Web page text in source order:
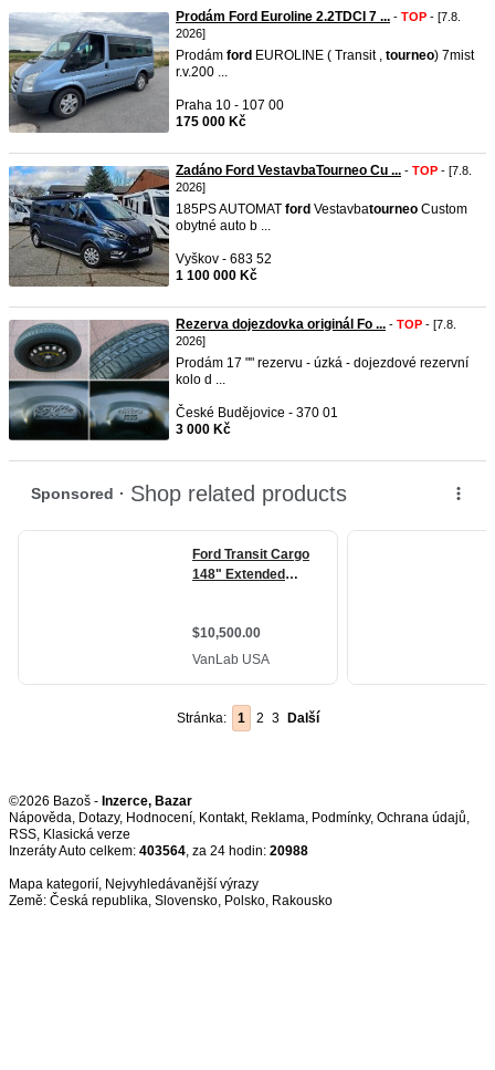
Prodám Ford Euroline 2.2TDCI 7 ... - TOP - [7.8.
2026]
Prodám ford EUROLINE ( Transit , tourneo) 7mist
r.v.200 ...
Praha 10 - 107 00
175 000 Kč
Zadáno Ford VestavbaTourneo Cu ... - TOP - [7.8.
2026]
185PS AUTOMAT ford Vestavbatourneo Custom
obytné auto b ...
Vyškov - 683 52
1 100 000 Kč
Rezerva dojezdovka originál Fo ... - TOP - [7.8.
2026]
Prodám 17 "" rezervu - úzká - dojezdové rezervní
kolo d ...
České Budějovice - 370 01
3 000 Kč
Stránka: 1 2 3 Další
©2026 Bazoš - Inzerce, Bazar
Nápověda, Dotazy, Hodnocení, Kontakt, Reklama, Podmínky, Ochrana údajů,
RSS,
Inzeráty Auto celkem: 403564, za 24 hodin: 20988
Mapa kategorií, Nejvyhledávanější výrazy
Země: Česká republika, Slovensko, Polsko, Rakousko